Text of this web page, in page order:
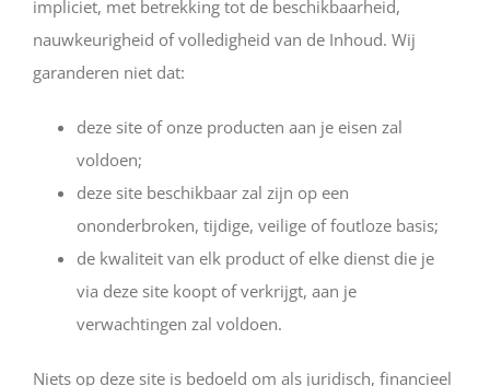
impliciet, met betrekking tot de beschikbaarheid,
nauwkeurigheid of volledigheid van de Inhoud. Wij
garanderen niet dat:
deze site of onze producten aan je eisen zal
voldoen;
deze site beschikbaar zal zijn op een
ononderbroken, tijdige, veilige of foutloze basis;
de kwaliteit van elk product of elke dienst die je
via deze site koopt of verkrijgt, aan je
verwachtingen zal voldoen.
Niets op deze site is bedoeld om als juridisch, financieel